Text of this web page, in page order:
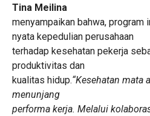
Tina Meilina
menyampaikan bahwa, program
nyata kepedulian perusahaan
terhadap kesehatan pekerja
produktivitas dan
kualitas hidup.“Kesehatan mata
menunjang
performa kerja. Melalui